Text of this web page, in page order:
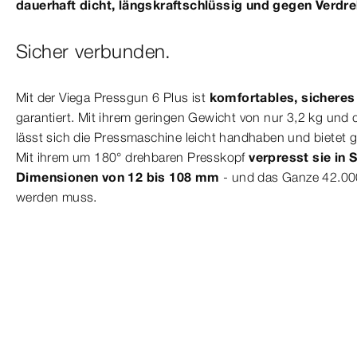
dauerhaft dicht, längskraftschlüssig und gegen
Sicher verbunden.
Mit der Viega Pressgun 6 Plus ist komfortables,
garantiert. Mit ihrem geringen Gewicht von nur 3,2 kg und
lässt sich die Pressmaschine leicht handhaben und bietet
Mit ihrem um 180° drehbaren Presskopfverpresst sie in
Dimensionen von 12 bis 108 mm - und das Ganze
werden muss.